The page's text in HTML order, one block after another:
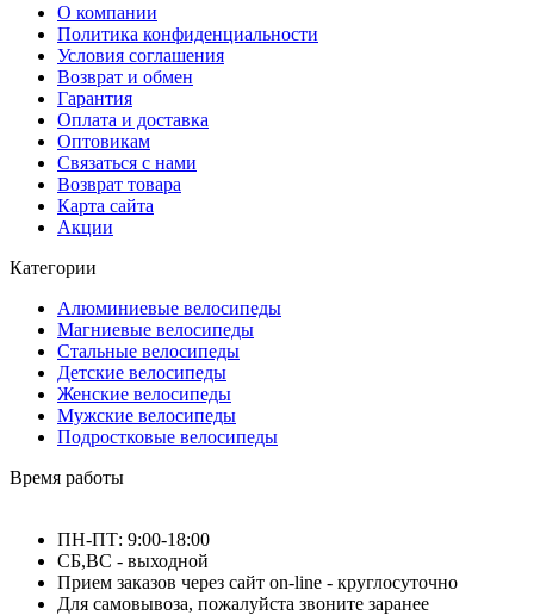
О компании
Политика конфиденциальности
Условия соглашения
Возврат и обмен
Гарантия
Оплата и доставка
Оптовикам
Связаться с нами
Возврат товара
Карта сайта
Акции
Категории
Алюминиевые велосипеды
Магниевые велосипеды
Стальные велосипеды
Детские велосипеды
Женские велосипеды
Мужские велосипеды
Подростковые велосипеды
Время работы
ПН-ПТ: 9:00-18:00
СБ,ВС - выходной
Прием заказов через сайт on-line - круглосуточно
Для самовывоза, пожалуйста звоните заранее